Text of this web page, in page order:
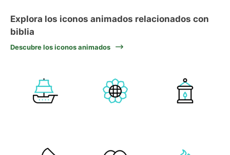
Explora los iconos animados relacionados con
biblia
Descubre los iconos animados